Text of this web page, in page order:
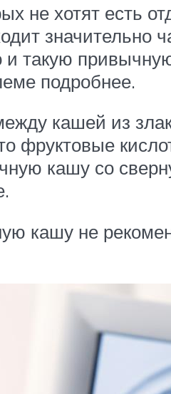
не хотят есть
значительно
такую
подробнее.
кашей из
фруктовые
кашу со
кашу не